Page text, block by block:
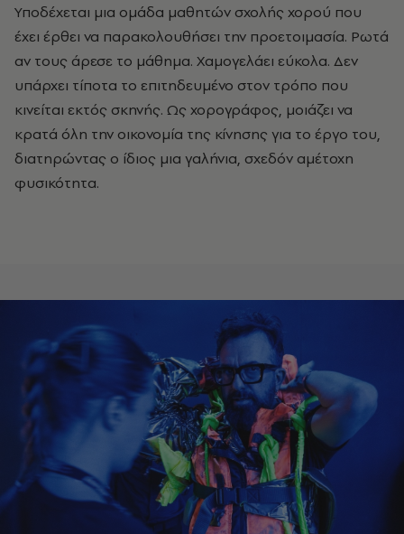
Υποδέχεται μια ομάδα μαθητών σχολής χορού που
έχει έρθει να παρακολουθήσει την προετοιμασία. Ρωτά
αν τους άρεσε το μάθημα. Χαμογελάει εύκολα. Δεν
υπάρχει τίποτα το επιτηδευμένο στον τρόπο που
κινείται εκτός σκηνής. Ως χορογράφος, μοιάζει να
κρατά όλη την οικονομία της κίνησης για το έργο του,
διατηρώντας ο ίδιος μια γαλήνια, σχεδόν αμέτοχη
φυσικότητα.